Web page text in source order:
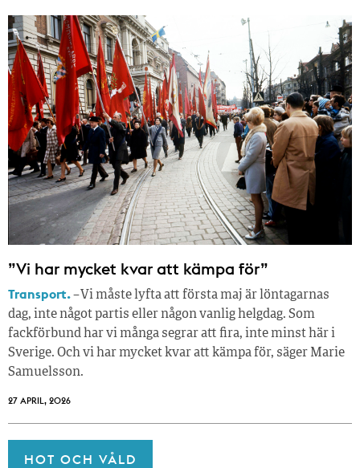
”Vi har mycket kvar att kämpa för”
Transport.– Vi måste lyfta att första maj är löntagarnas
dag, inte något partis eller någon vanlig helgdag. Som
fackförbund har vi många segrar att fira, inte minst här i
Sverige. Och vi har mycket kvar att kämpa för, säger Marie
Samuelsson.
27 APRIL, 2026
HOT OCH VÅLD